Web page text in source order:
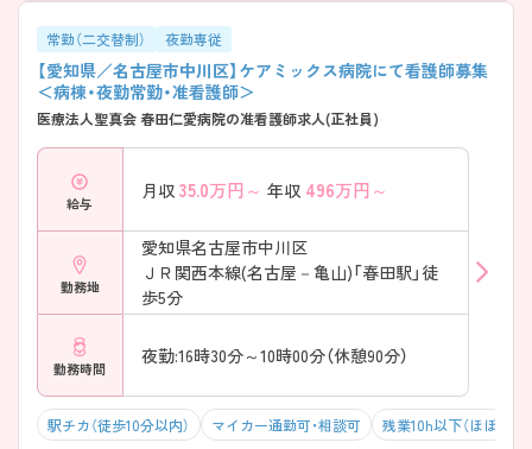
常勤（二交替制） 夜勤専従
【愛知県／名古屋市中川区】ケアミックス病院にて看護師募集
＜病棟・夜勤常勤・准看護師＞
医療法人聖真会 春田仁愛病院の准看護師求人(正社員)
給与
月収 35.0万円～ 年収 496万円～
勤務地
愛知県名古屋市中川区
ＪＲ関西本線(名古屋－亀山)「春田駅」徒
歩5分
勤務時間
夜勤:16時30分～10時00分（休憩90分）
駅チカ（徒歩10分以内） マイカー通勤可・相談可 残業10h以下（ほぼなし）